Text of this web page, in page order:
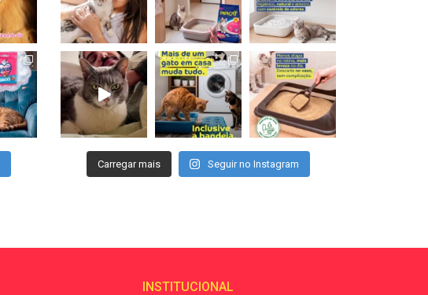
Carregar mais Seguir no Instagram
INSTITUCIONAL